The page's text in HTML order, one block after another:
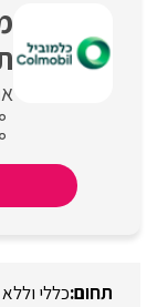
כללי וללא